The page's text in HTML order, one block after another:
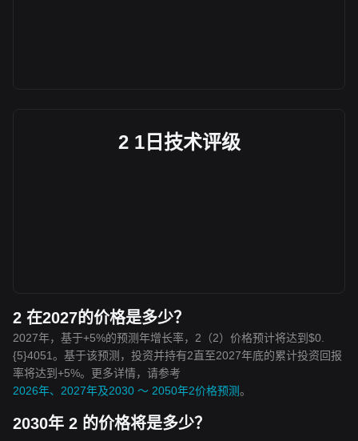
2 1日技术评级
2 在2027的价格是多少？
2027年，基于+5%的预测年增长率，2（2）价格预计将达到$0.
{5}4051。基于该预测，投资并持有2直至2027年底的累计投资回报
率将达到+5%。更多详情，请参考
2026年、2027年及2030 ～ 2050年2价格预测。
2030年 2 的价格将是多少？